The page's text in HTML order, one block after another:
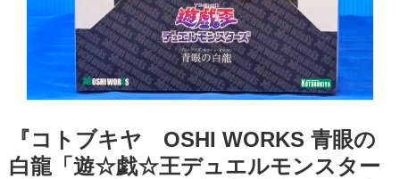
『コトブキヤ OSHI WORKS 青眼の
白龍「遊☆戯☆王デュエルモンスター